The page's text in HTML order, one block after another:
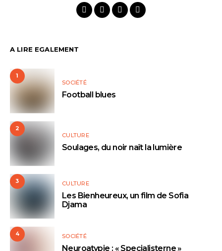
A LIRE EGALEMENT
1
SOCIÉTÉ
Football blues
2
CULTURE
Soulages, du noir naît la lumière
3 CULTURE
Les Bienheureux, un film de Sofia
Djama
4 SOCIÉTÉ
Neuroatypie : « Specialisterne »